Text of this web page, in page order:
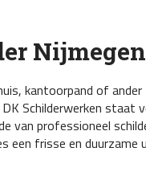
kantoorpand of
Schilderwerken staat
van professioneel
een frisse en duurzame